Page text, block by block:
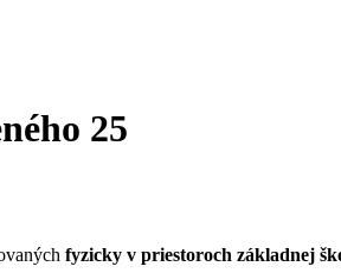
25
fyzicky v priestoroch základnej